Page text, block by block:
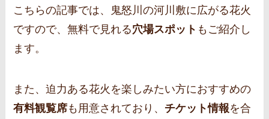
こちらの記事では、鬼怒川の河川敷に広がる花火
ですので、無料で見れる穴場スポット もご紹介し
ます。
また、迫力ある花火を楽しみたい方におすすめの
有料観覧席も用意されており、 チケット情報を合